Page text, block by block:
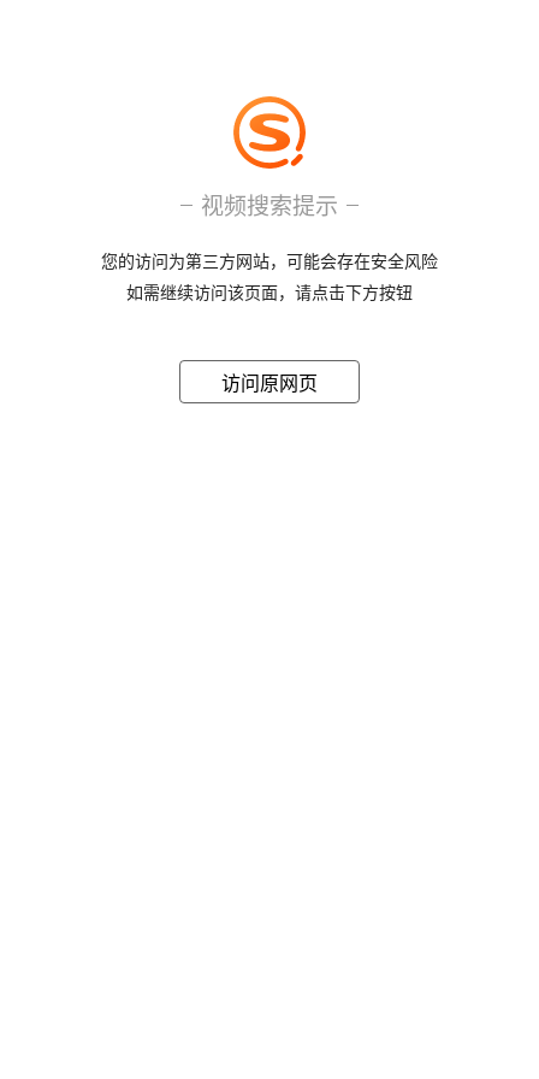
视频搜索提示
您的访问为第三方网站，可能会存在安全风险
如需继续访问该页面，请点击下方按钮
访问原网页